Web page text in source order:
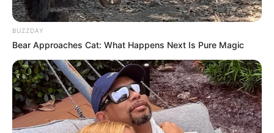
12:40 / 06 Avqust 2026
Mioqard infarktı nədir və nə üçünbaş
verir?
0 0
BUZZDAY
Bear Approaches Cat: What Happens Next Is Pure Magic